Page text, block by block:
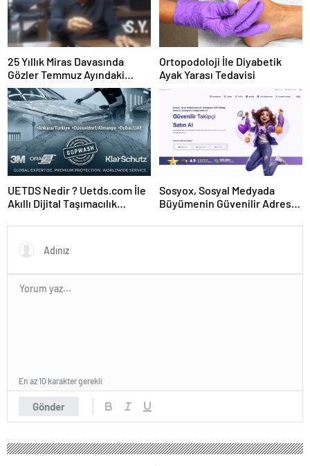
25 Yıllık Miras Davasında
Gözler Temmuz Ayındaki
Karar Duruşmasına Çevrildi
Ortopodoloji İle Diyabetik
Ayak Yarası Tedavisi
UETDS Nedir ? Uetds.com İle
Akıllı Dijital Taşımacılık
Sosyox, Sosyal Medyada
Büyümenin Güvenilir Adresi
Gönder
En az 10 karakter gerekli